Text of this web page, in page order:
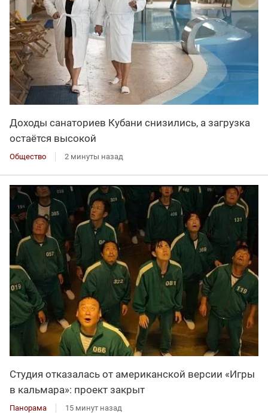
Доходы санаториев Кубани снизились, а загрузка
остаётся высокой
Общество 2 минуты назад
Студия отказалась от американской версии «Игры
в кальмара»: проект закрыт
Панорама 15 минут назад